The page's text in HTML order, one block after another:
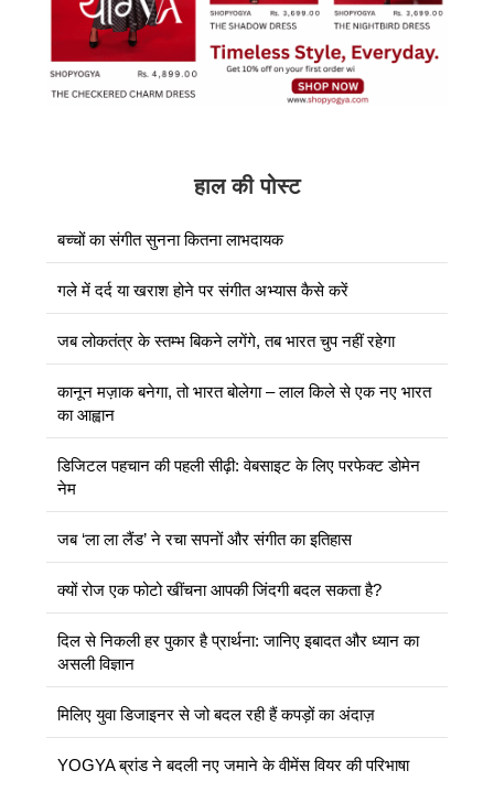
हाल की पोस्ट
बच्चों का संगीत सुनना कितना लाभदायक
गले में दर्द या खराश होने पर संगीत अभ्यास कैसे करें
जब लोकतंत्र के स्तम्भ बिकने लगेंगे, तब भारत चुप नहीं रहेगा
कानून मज़ाक बनेगा, तो भारत बोलेगा – लाल किले से एक नए भारत
का आह्वान
डिजिटल पहचान की पहली सीढ़ी: वेबसाइट के लिए परफेक्ट डोमेन
नेम
जब ‘ला ला लैंड’ ने रचा सपनों और संगीत का इतिहास
क्यों रोज एक फोटो खींचना आपकी जिंदगी बदल सकता है?
दिल से निकली हर पुकार है प्रार्थना: जानिए इबादत और ध्यान का
असली विज्ञान
मिलिए युवा डिजाइनर से जो बदल रही हैं कपड़ों का अंदाज़
YOGYA ब्रांड ने बदली नए जमाने के वीमेंस वियर की परिभाषा